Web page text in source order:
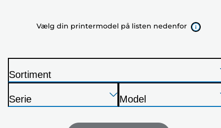
listen
Vælg din printermodel på listen nedenfor
Tryk
Enter
P
Sortiment
Tryk
Enter
P
Serie
Tryk
Enter
P
r
Model